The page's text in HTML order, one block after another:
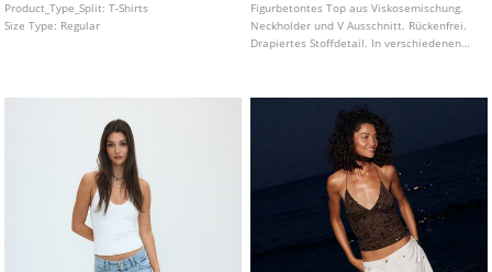
Product_Type_Split:T-Shirts
Size Type: Regular
Figurbetontes Top aus Viskosemischung.
Neckholder und V Ausschnitt. Rückenfrei.
Drapiertes Stoffdetail. In verschiedenen